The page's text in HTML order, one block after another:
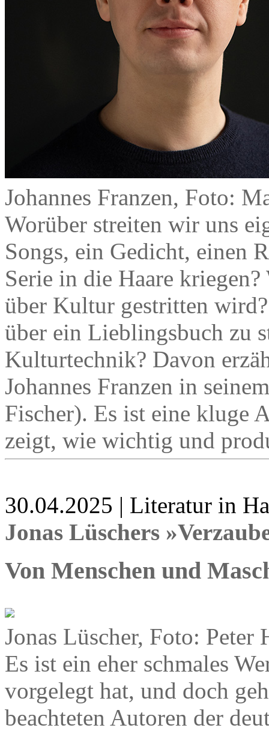
Johannes Franzen, Foto:
Worüber streiten wir uns
Songs, ein Gedicht, einen
Serie in die Haare
über Kultur gestritten
über ein Lieblingsbuch zu
Kulturtechnik? Davon
Johannes Franzen in
Fischer). Es ist eine kluge
zeigt, wie wichtig und
30.04.2025 | Literatur in
Jonas Lüschers
Von Menschen und
Jonas Lüscher, Foto: Peter
Es ist ein eher schmales
vorgelegt hat, und doch
beachteten Autoren der